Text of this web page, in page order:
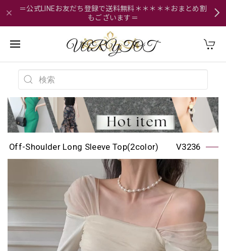
＝公式LINEお友だち登録で送料無料＊＊＊＊＊おまとめ割
もございます＝
Off-Shoulder Long Sleeve Top(2color) V3236